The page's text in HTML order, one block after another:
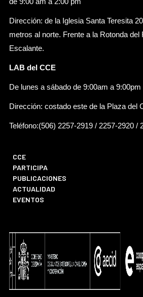
Dirección: de la Iglesia Santa Teresita
metros al norte. Frente a la Rotonda del
Escalante.
LAB del CCE
De lunes a sábado de 9:00am a 9:00pm
Dirección: costado este de la Plaza del
Teléfono:(506) 2257-2919 / 2257-2920 /
CCE
PARTICIPA
PUBLICACIONES
ACTUALIDAD
EVENTOS